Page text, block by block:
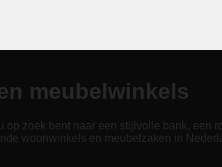
meubelwinkels
zoek bent naar een stijlvolle bank, een
woonwinkels en meubelzaken in